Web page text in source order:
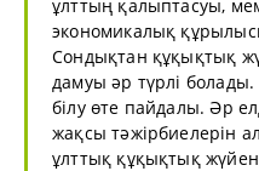
ұлттың қалыптасуы,
экономикалық
Сондықтан құқықтық
дамуы әр түрлі
білу өте пайдалы. Әр
жақсы тәжірбиелерін
ұлттық құқықтық